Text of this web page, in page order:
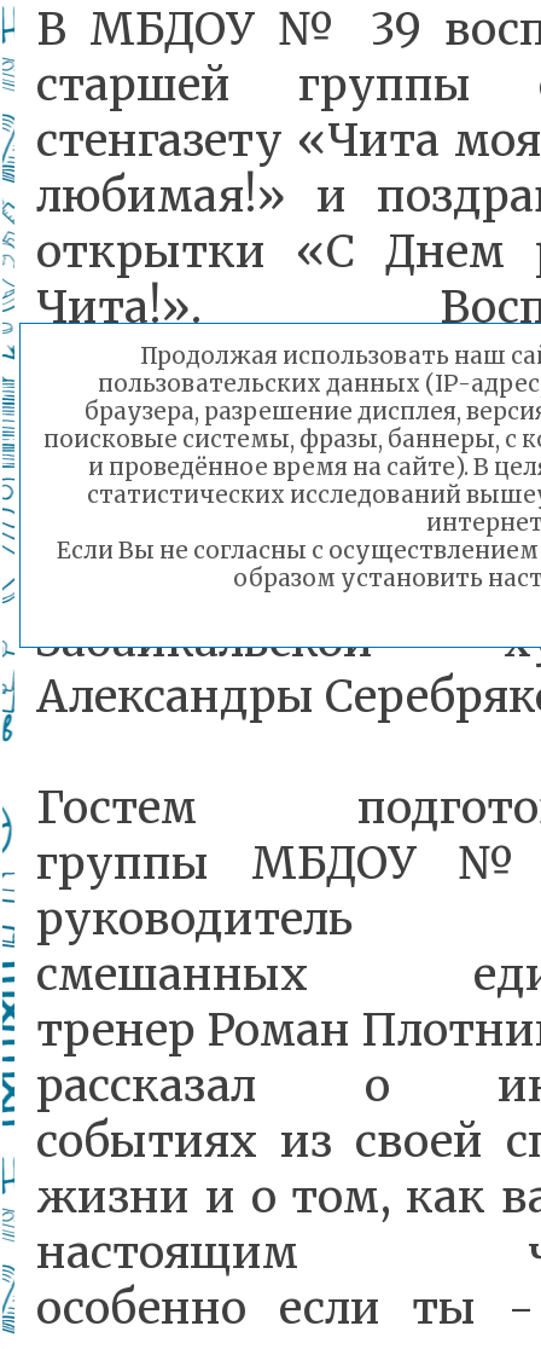
В МБДОУ № 39
старшей группы
стенгазету «Чита
любимая!» и
открытки «С Днем
Чита!».
стали
музыкальной
и музыка нашего
выставки
Забайкальской
Александры
Гостем
группы МБДОУ №
смешанных
тренер Роман
рассказал о
событиях из своей
жизни и о том, как
настоящим
особенно если ты
Продолжая использовать наш
пользовательских данных (IP-
браузера, разрешение дисплея,
поисковые системы, фразы, баннеры, с
и проведённое время на сайте). В
статистических исследований
Если Вы не согласны с
образом установить